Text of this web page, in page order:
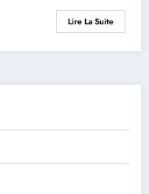
Lire La Suite